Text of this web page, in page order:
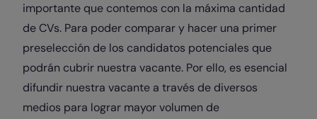
importante que contemos con la máxima cantidad
de CVs. Para poder comparar y hacer una primer
preselección de los candidatos potenciales que
podrán cubrir nuestra vacante. Por ello, es esencial
difundir nuestra vacante a través de diversos
medios para lograr mayor volumen de